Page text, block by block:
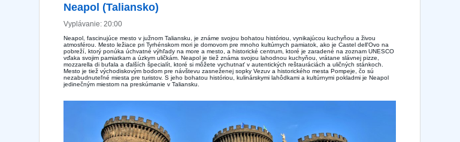
Neapol (Taliansko)
Vyplávanie: 20:00
Neapol, fascinujúce mesto v južnom Taliansku, je známe svojou bohatou históriou, vynikajúcou kuchyňou a živou
atmosférou. Mesto ležiace pri Tyrhénskom mori je domovom pre mnoho kultúrnych pamiatok, ako je Castel dell'Ovo na
pobreží, ktorý ponúka úchvatné výhľady na more a mesto, a historické centrum, ktoré je zaradené na zoznam UNESCO
vďaka svojim pamiatkam a úzkym uličkám. Neapol je tiež známa svojou lahodnou kuchyňou, vrátane slávnej pizze,
mozzarella di bufala a ďalších špecialít, ktoré si môžete vychutnať v autentických reštauráciách a uličných stánkoch.
Mesto je tiež východiskovým bodom pre návštevu zasneženej sopky Vezuv a historického mesta Pompeje, čo sú
nezabudnuteľné miesta pre turistov. S jeho bohatou históriou, kulinárskymi lahôdkami a kultúrnymi pokladmi je Neapol
jedinečným miestom na preskúmanie v Taliansku.